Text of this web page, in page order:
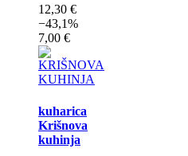
12,30 €
−43,1%
7,00 €
kuharica
Krišnova
kuhinja